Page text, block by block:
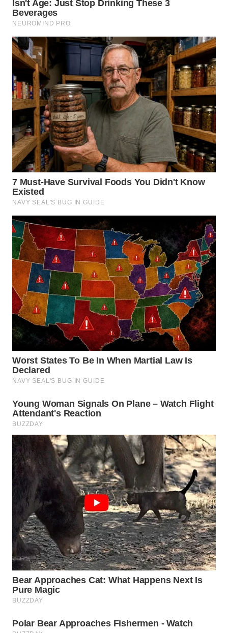
WN DELI
SERDANG
WN
TEBING
TINGGI
WN
PAKPAK
WN
KARAWANG
WN
BEKASI
WN
BOGOR
WN
DEPOK
WN
TAPANULI
UTARA
WN
SAMOSIR
WN
PADANG
WN
SUMEDANG
WN
CIANJUR
WN
KEPULAUAN
SERIBU
WN
TANGERANG
BINJAI
CIREBON